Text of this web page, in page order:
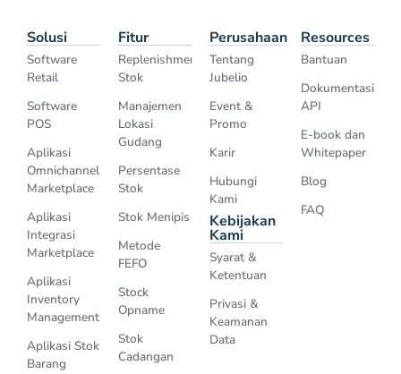
Solusi
Software
Retail
Software
POS
Aplikasi
Omnichannel
Marketplace
Aplikasi
Integrasi
Marketplace
Aplikasi
Inventory
Management
Aplikasi Stok
Barang
Fitur
Replenishment
Stok
Manajemen
Lokasi
Gudang
Persentase
Stok
Stok Menipis
Metode
FEFO
Stock
Opname
Stok
Cadangan
Perusahaan
Tentang
Jubelio
Event &
Promo
Karir
Hubungi
Kami
Kebijakan
Kami
Syarat &
Ketentuan
Privasi &
Keamanan
Data
Resources
Bantuan
Dokumentasi
API
E-book dan
Whitepaper
Blog
FAQ